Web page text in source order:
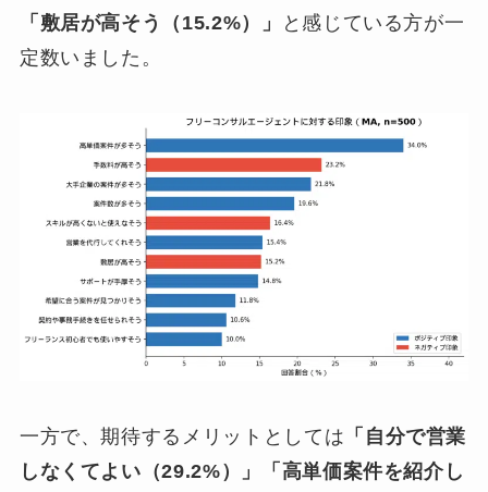
「敷居が高そう（15.2%）」
と感じている方が一
定数いました。
一方で、期待するメリットとしては 「自分で営業
しなくてよい（29.2%）」「高単価案件を紹介し